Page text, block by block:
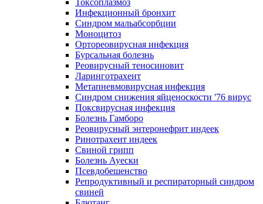
Токсоплазмоз
Инфекционный бронхит
Синдром мальабсорбции
Моноцитоз
Ортореовирусная инфекция
Бурсальная болезнь
Реовирусный теносиновит
Ларинготрахеит
Метапневмовирусная инфекция
Синдром снижения яйценоскости '76 вирус
Поксвирусная инфекция
Болезнь Гамборо
Реовирусный энтеронефрит индеек
Ринотрахеит индеек
Свиной грипп
Болезнь Ауески
Псевдобешенство
Репродуктивный и респираторный синдром
свиней